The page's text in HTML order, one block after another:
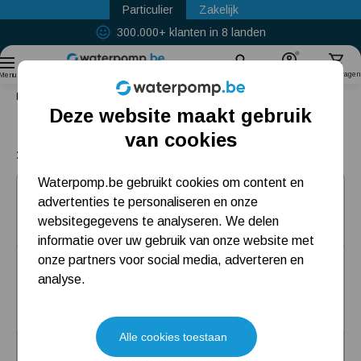
Particulier
Zakelijk
300.000+ klanten in 8 landen
Winkelwagen
Hydrofoorpomp
Beregeningspomp
Dompelpomp
Installatie en eerste opstart beregenings-/hydrofoorpomp
Beregenen: Wel vaste delen & RVS
Beregenen: Wel vaste delen & RVS
1 producten
HWA INOX 3000 Hydrofoorpakket
Debiet: 2,8 m³/h
Opvoerhoogte: 42 meter, oftewel max. 4,2 bar output
Deze website maakt gebruik
van cookies
Waterpomp.be gebruikt cookies om content en
advertenties te personaliseren en onze
websitegegevens te analyseren. We delen
informatie over uw gebruik van onze website met
onze partners voor social media, adverteren en
analyse.
Alle cookies toestaan